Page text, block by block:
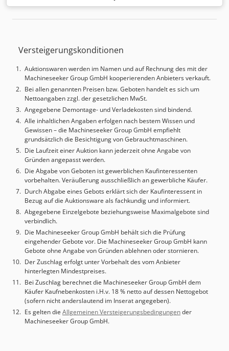
UVV, Transport und Inzahlungnahme nach Absprache
möglich. Crsdpfxoytn Etj Airsf
Versteigerungskonditionen
Auktionswaren werden im Namen und auf Rechnung des mit der
Machineseeker Group GmbH kooperierenden Anbieters verkauft.
Bei allen genannten Preisen bzw. Geboten handelt es sich um
Nettoangaben zzgl. der gesetzlichen MwSt.
Angegebene Demontage- und Verladekosten sind bindend.
Alle inhaltlichen Angaben erfolgen nach bestem Wissen und
Gewissen – die Machineseeker Group GmbH empfiehlt
grundsätzlich die Besichtigung von Gebrauchtmaschinen.
Die Laufzeit einer Auktion kann jederzeit ohne Angabe von
Gründen angepasst werden.
Die Abgabe von Geboten ist gewerblichen Kaufinteressenten
vorbehalten. Veräußerung ausschließlich an gewerbliche Käufer.
Durch Abgabe eines Gebots erklärt sich der Kaufinteressent in
Bezug auf die Auktionsware als fachkundig und informiert.
Abgegebene Einzelgebote beziehungsweise Maximalgebote sind
verbindlich.
Die Machineseeker Group GmbH behält sich die Prüfung
eingehender Gebote vor. Die Machineseeker Group GmbH kann
Gebote ohne Angabe von Gründen ablehnen oder stornieren.
Der Zuschlag erfolgt unter Vorbehalt des vom Anbieter
hinterlegten Mindestpreises.
Bei Zuschlag berechnet die Machineseeker Group GmbH dem
Käufer Kaufnebenkosten i.H.v. 18 % netto auf dessen Nettogebot
(sofern nicht anderslautend im Inserat angegeben).
Es gelten die Allgemeinen Versteigerungsbedingungender
Machineseeker Group GmbH.